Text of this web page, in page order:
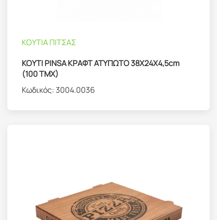
ΚΟΥΤΙΑ ΠΙΤΣΑΣ
ΚΟΥΤΙ PINSA ΚΡΑΦΤ ΑΤΥΠΩΤΟ 38Χ24Χ4,5cm
(100 TMX)
Κωδικός: 3004.0036